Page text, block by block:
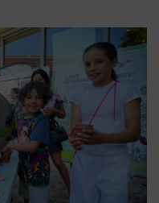
Lancer la